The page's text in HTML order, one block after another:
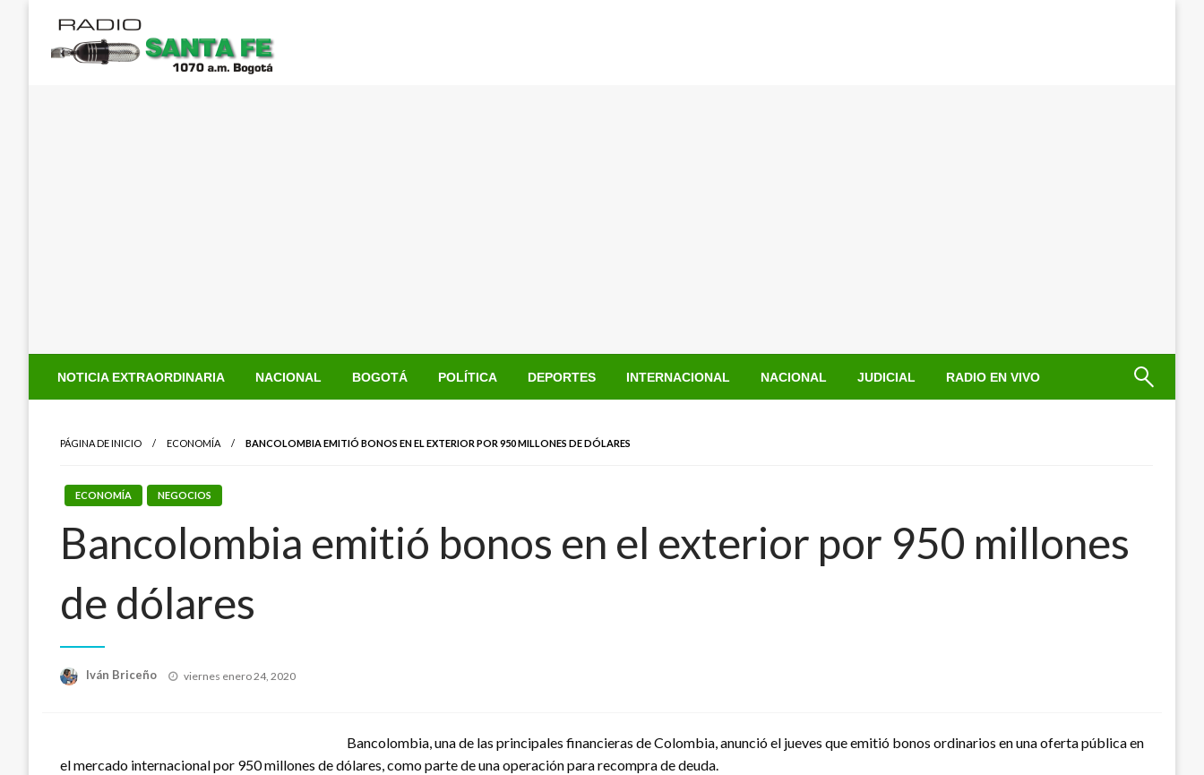
contenido
NOTICIA EXTRAORDINARIA NACIONAL BOGOTÁ POLÍTICA DEPORTES INTERNACIONAL NACIONAL JUDICIAL RADIO EN VIVO
PÁGINA DE INICIO ECONOMÍA BANCOLOMBIA EMITIÓ BONOS EN EL EXTERIOR POR 950 MILLONES DE DÓLARES
ECONOMÍA NEGOCIOS
Bancolombia emitió bonos en el exterior por 950 millones
de dólares
Iván Briceño
Publicado
viernes enero 24, 2020
Bancolombia, una de las principales financieras de Colombia, anunció el jueves que emitió bonos ordinarios en una oferta pública en
el mercado internacional por 950 millones de dólares, como parte de una operación para recompra de deuda.